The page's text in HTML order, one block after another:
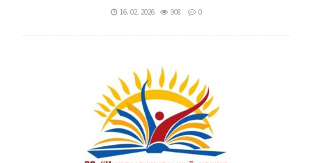
16. 02. 2026 908 0